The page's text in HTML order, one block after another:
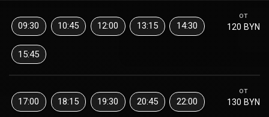
от
120 BYN
09:30 10:45 12:00 13:15 14:30
15:45
от
130 BYN
17:00 18:15 19:30 20:45 22:00